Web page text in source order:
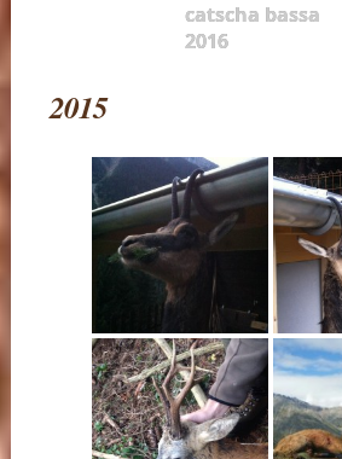
catscha bassa
2016
2015